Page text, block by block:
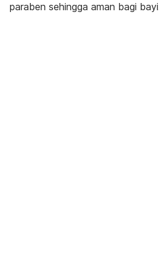
paraben sehingga aman bagi